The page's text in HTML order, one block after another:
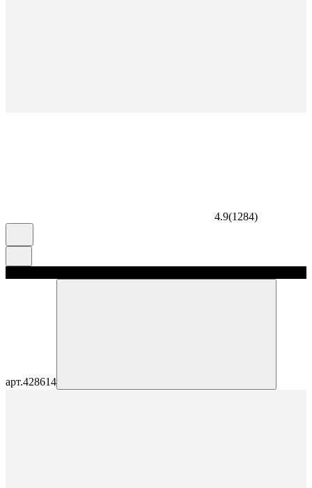
4.9(1284)
арт.428614